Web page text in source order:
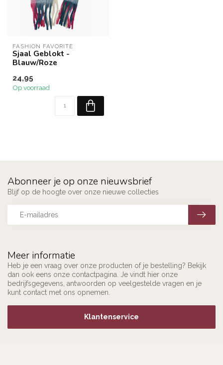
FASHION FAVORITE
Sjaal Geblokt -
Blauw/Roze
24,95
Op voorraad
Meer informatie
Heb je een vraag over onze producten of je bestelling? Bekijk
dan ook eens onze contactpagina. Je vindt hier onze
bedrijfsgegevens, antwoorden op veelgestelde vragen en je
kunt contact met ons opnemen.
Klantenservice
Abonneer je op onze nieuwsbrief
Blijf op de hoogte over onze nieuwe collecties